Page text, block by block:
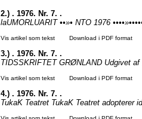
2.) . 1976. Nr. 7. .
laUMORLUARIT ••»• NTO 1976
Vis artikel som tekst Download i PDF format
3.) . 1976. Nr. 7. .
TIDSSKRIFTET GRØNLAND Udgivet
Vis artikel som tekst Download i PDF format
4.) . 1976. Nr. 7. .
TukaK Teatret TukaK Teatret adopterer